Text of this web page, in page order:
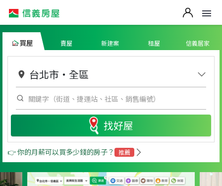
買屋 賣屋 新建案 租屋 信義居家
台北市 ・ 全區
找好屋
👉 你的月薪可以買多少錢的房子？ 推薦